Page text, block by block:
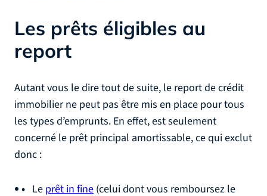
Les prêts éligibles au
report
Autant vous le dire tout de suite, le report de crédit
immobilier ne peut pas être mis en place pour tous
les types d’emprunts. En effet, est seulement
concerné le prêt principal amortissable, ce qui exclut
donc :
Le prêt in fine (celui dont vous remboursez le